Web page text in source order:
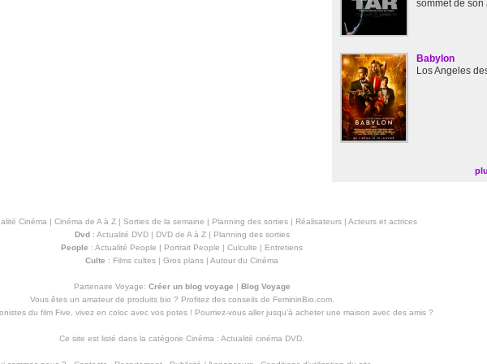
sommet de son
Babylon
Los Angeles
Cinéma | Cinéma de A à Z| Sorties de la semaine | Planning des sorties| Réalisateurs| Acteurs et actrices
Dvd: Actualité DVD| DVD de A à Z| Planning des sorties
People : Actualité People | Portrait People | Culculte | Entretiens
Culte : Films cultes | Gros plans | Autour du Cinéma
Partenaire Voyage: Créer un blog voyage | Blog Voyage
Vous êtes un amateur de produits bio ? Profitez des conseils de FemininBio.com.
du film Five, vivez en coloc avec vos potes ! Pourriez-vous aller jusqu'à acheter une maison avec des amis?
Ce site est listé dans la catégorie Cinéma : Actualité cinéma DVD